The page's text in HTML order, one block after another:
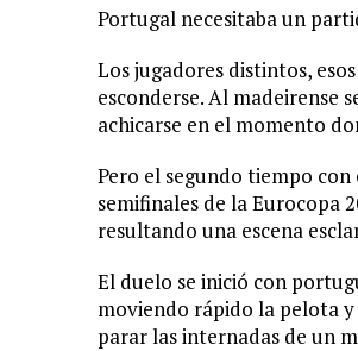
Portugal necesitaba un
Los jugadores distintos,
esconderse. Al madeirense
achicarse en el momento
Pero el segundo tiempo
semifinales de la Eurocopa
resultando una escena
El duelo se inició con
moviendo rápido la pelota y
parar las internadas de un